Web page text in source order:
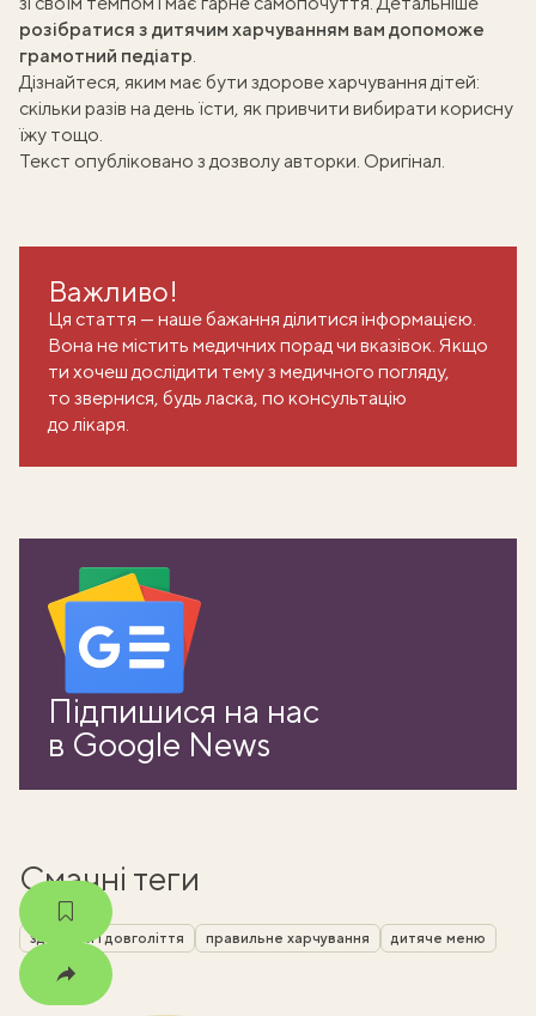
розібратися з дитячим харчуванням вам допоможе
грамотний педіатр.
Дізнайтеся, яким має бути здорове харчування дітей:
скільки разів на день їсти, як привчити вибирати корисну
їжу тощо.
Текст опубліковано з дозволу авторки. Оригінал.
Важливо!
Ця стаття — наше бажання ділитися інформацією.
Вона не містить медичних порад чи вказівок. Якщо
ти хочеш дослідити тему з медичного погляду,
то звернися, будь ласка, по консультацію
до лікаря.
Підпишися на нас
в Google News
Смачні теги
здоров'я і довголіття правильне харчування дитяче меню